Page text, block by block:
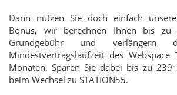
Dann nutzen Sie doch einfach
Bonus, wir berechnen Ihnen bis zu
Grundgebühr und
Mindestvertragslaufzeit des
Monaten. Sparen Sie dabei bis zu
beim Wechsel zu STATION55.